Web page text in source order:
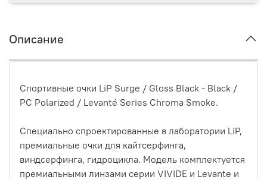
Описание
Спортивные очки LiP Surge / Gloss Black - Black /
PC Polarized / Levanté Series Chroma Smoke.
Специально спроектированные в лаборатории LiP,
премиальные очки для кайтсерфинга,
виндсерфинга, гидроцикла. Модель комплектуется
премиальными линзами серии VIVIDE и Levante и